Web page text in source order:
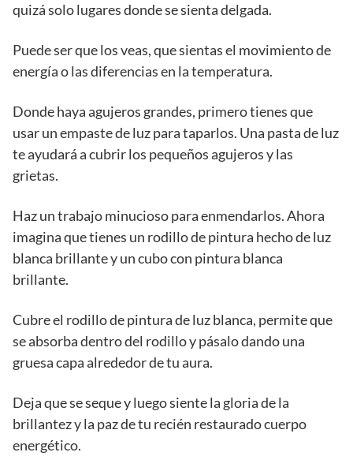
quizá solo lugares donde se sienta delgada.
Puede ser que los veas, que sientas el movimiento de
energía o las diferencias en la temperatura.
Donde haya agujeros grandes, primero tienes que
usar un empaste de luz para taparlos. Una pasta de luz
te ayudará a cubrir los pequeños agujeros y las
grietas.
Haz un trabajo minucioso para enmendarlos. Ahora
imagina que tienes un rodillo de pintura hecho de luz
blanca brillante y un cubo con pintura blanca
brillante.
Cubre el rodillo de pintura de luz blanca, permite que
se absorba dentro del rodillo y pásalo dando una
gruesa capa alrededor de tu aura.
Deja que se seque y luego siente la gloria de la
brillantez y la paz de tu recién restaurado cuerpo
energético.